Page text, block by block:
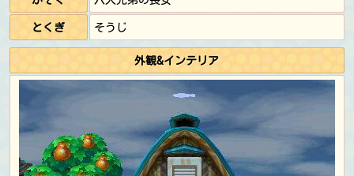
とくぎ
そうじ
外観&インテリア